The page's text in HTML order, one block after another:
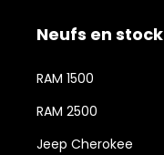
Neufs en stock
RAM 1500
RAM 2500
Jeep Cherokee